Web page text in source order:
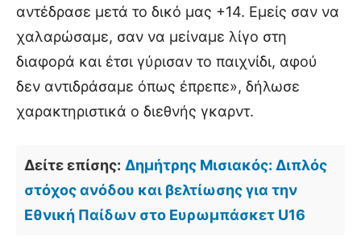
αντέδρασε μετά το δικό μας +14. Εμείς σαν να
χαλαρώσαμε, σαν να μείναμε λίγο στη
διαφορά και έτσι γύρισαν το παιχνίδι, αφού
δεν αντιδράσαμε όπως έπρεπε», δήλωσε
χαρακτηριστικά ο διεθνής γκαρντ.
Δείτε επίσης: Δημήτρης Μισιακός: Διπλός
στόχος ανόδου και βελτίωσης για την
Εθνική Παίδων στο Ευρωμπάσκετ U16